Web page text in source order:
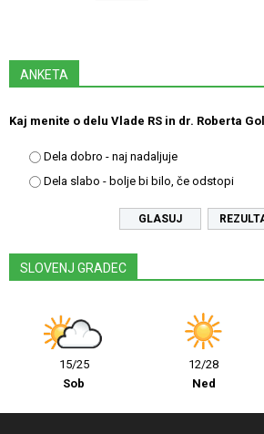
ANKETA
Kaj menite o delu Vlade RS in dr. Roberta
Dela dobro - naj nadaljuje
Dela slabo - bolje bi bilo, če odstopi
SLOVENJ GRADEC
15/25
Sob
12/28
Ned